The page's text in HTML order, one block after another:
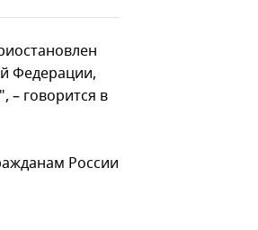
Федерации,
– говорится в
России